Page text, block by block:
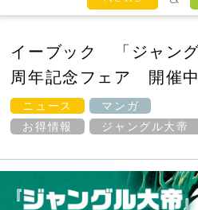
イーブック 「ジャン
周年記念フェア 開催中
ニュース
マンガ
お得情報
ジャングル大帝